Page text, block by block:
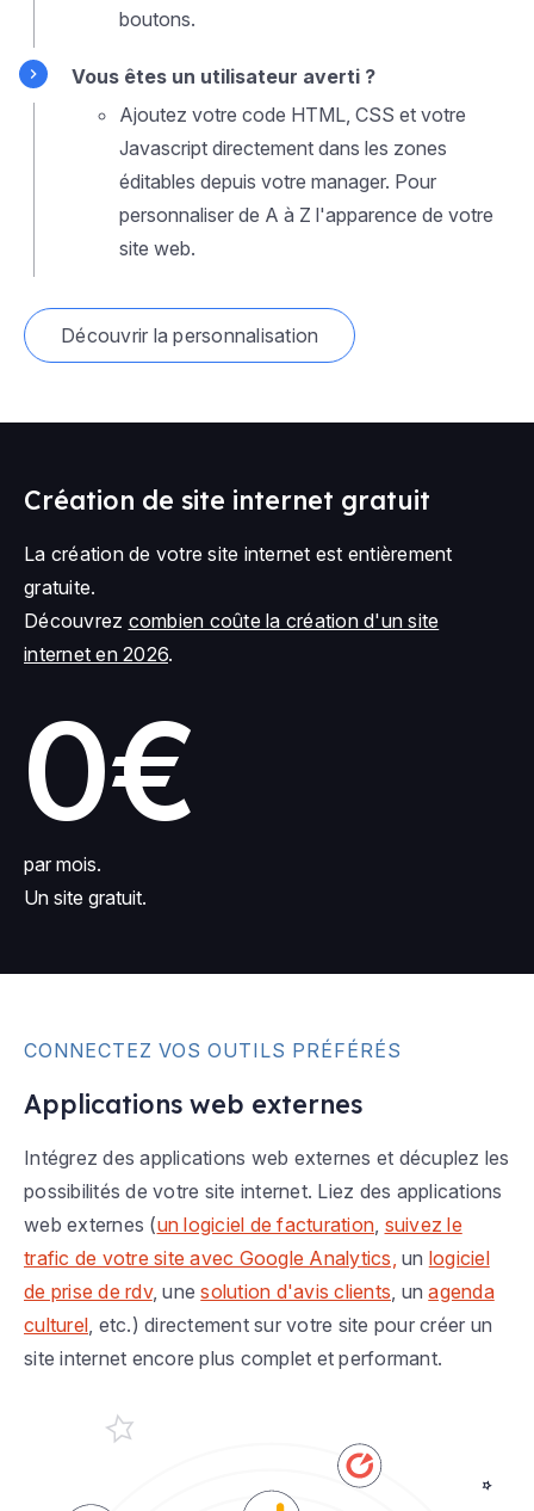
boutons.
Vous êtes un utilisateur averti ?
Ajoutez votre code HTML, CSS et votre
Javascript directement dans les zones
éditables depuis votre manager. Pour
personnaliser de A à Z l'apparence de votre
site web.
Découvrir la personnalisation
Création de site internet gratuit
La création de votre site internet est entièrement
gratuite.
Découvrez combien coûte la création d'un site
internet en 2026.
0€
par mois.
Un site gratuit.
CONNECTEZ VOS OUTILS PRÉFÉRÉS
Applications web externes
Intégrez des applications web externes et décuplez les
possibilités de votre site internet. Liez des applications
web externes (un logiciel de facturation, suivez le
trafic de votre site avec Google Analytics, un logiciel
de prise de rdv, unesolution d'avis clients, unagenda
culturel, etc.) directement sur votre site pour créer un
site internet encore plus complet et performant.